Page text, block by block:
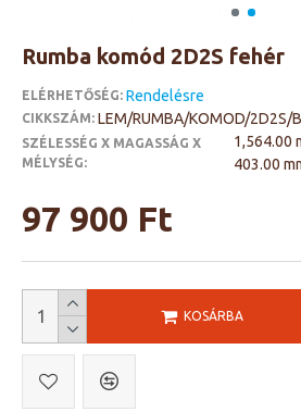
Rumba komód 2D2S fehér
ELÉRHETŐSÉG: Rendelésre
CIKKSZÁM: LEM/RUMBA/KOMOD/2D2S/
SZÉLESSÉG X MAGASSÁG X
MÉLYSÉG:
1,564.00
403.00
97 900 Ft
KOSÁRBA